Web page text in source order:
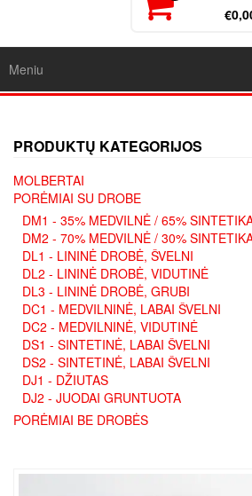
Meniu
PRODUKTŲ KATEGORIJOS
MOLBERTAI
PORĖMIAI SU DROBE
DM1 - 35% MEDVILNĖ / 65%
DM2 - 70% MEDVILNĖ / 30%
DL1 - LININĖ DROBĖ, ŠVELNI
DL2 - LININĖ DROBĖ, VIDUTINĖ
DL3 - LININĖ DROBĖ, GRUBI
DC1 - MEDVILNINĖ, LABAI ŠVELNI
DC2 - MEDVILNINĖ, VIDUTINĖ
DS1 - SINTETINĖ, LABAI ŠVELNI
DS2 - SINTETINĖ, LABAI ŠVELNI
DJ1 - DŽIUTAS
DJ2 - JUODAI GRUNTUOTA
PORĖMIAI BE DROBĖS